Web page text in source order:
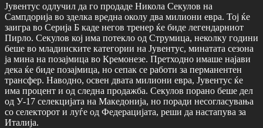
Јувентус одлучил да го продаде Никола Секулов на
Сампдорија во зделка вредна околу два милиони евра. Тој ќе
заигра во Серија Б каде негов тренер ќе биде легендарниот
Пирло. Секулов кој има потекло од Струмица, неколку години
беше во младинските категории на Јувентус, минатата сезона
ја мина на позајмица во Кремонезе. Претходно имаше најави
дека ќе биде позајмица, но сепак се работи за перманентен
трансфер. Наводно, освен двата милиони евра, Јувентус ќе
има процент и од следна продажба. Секулов порано беше дел
од У-17 селекцијата на Македонија, но поради несогласувања
со селекторот и луѓе од Федерацијата, реши да настапува за
Италија.